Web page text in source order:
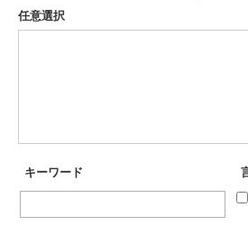
任意選択
キーワード